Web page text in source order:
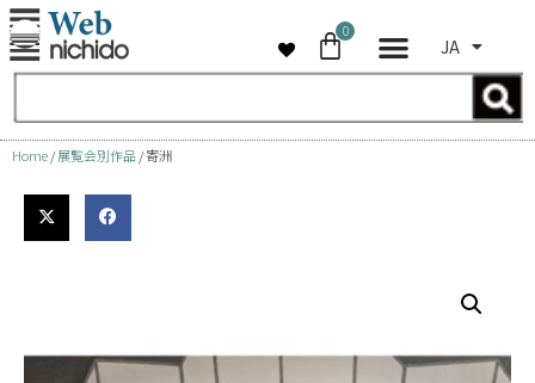
コ
テ
ン
ス
0
JA
Home/展覧会別作品 / 寄洲